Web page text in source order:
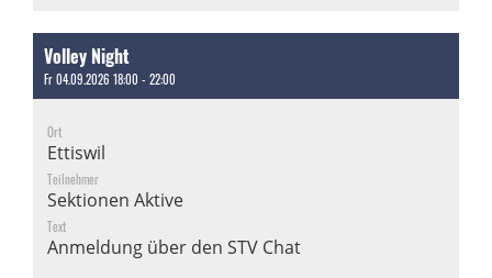
Volley Night
Fr 04.09.2026 18:00 - 22:00
Ort
Ettiswil
Teilnehmer
Sektionen Aktive
Text
Anmeldung über den STV Chat